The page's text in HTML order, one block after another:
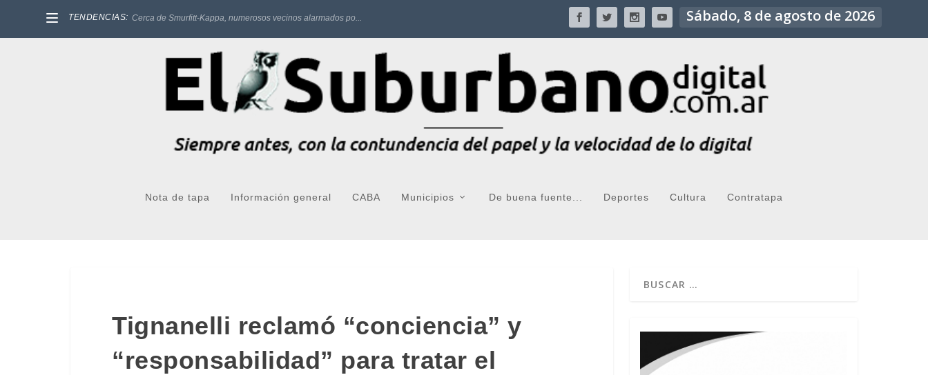
TENDENCIAS: Cerca de Smurfitt-Kappa, numerosos vecinos alarmados po... Sábado, 8 de agosto de 2026
Nota de tapa Información general CABA Municipios De buena fuente... Deportes Cultura Contratapa
Tignanelli reclamó “conciencia” y
“responsabilidad” para tratar el